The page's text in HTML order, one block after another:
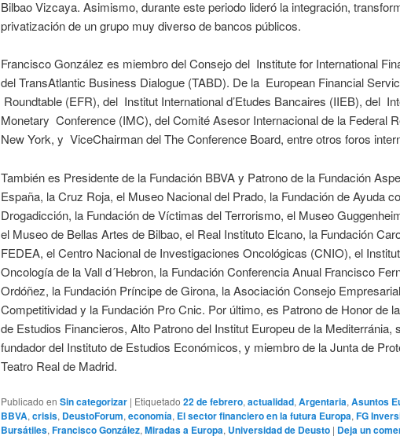
Bilbao Vizcaya. Asimismo, durante este periodo lideró la integración,
privatización de un grupo muy diverso de bancos públicos.
Francisco González es miembro del Consejo del Institute for International
del TransAtlantic Business Dialogue (TABD). De la European Financial
Roundtable (EFR), del Institut International d’Etudes Bancaires (IIEB), del
Monetary Conference (IMC), del Comité Asesor Internacional de la Federal
New York, y ViceChairman del The Conference Board, entre otros foros
También es Presidente de la Fundación BBVA y Patrono de la Fundación
España, la Cruz Roja, el Museo Nacional del Prado, la Fundación de Ayuda
Drogadicción, la Fundación de Víctimas del Terrorismo, el Museo
el Museo de Bellas Artes de Bilbao, el Real Instituto Elcano, la Fundación
FEDEA, el Centro Nacional de Investigaciones Oncológicas (CNIO), el
Oncología de la Vall d´Hebron, la Fundación Conferencia Anual Francisco
Ordóñez, la Fundación Príncipe de Girona, la Asociación Consejo
Competitividad y la Fundación Pro Cnic. Por último, es Patrono de Honor de
de Estudios Financieros, Alto Patrono del Institut Europeu de la Mediterránia,
fundador del Instituto de Estudios Económicos, y miembro de la Junta de
Teatro Real de Madrid.
Publicado en Sin categorizar | Etiquetado 22 de febrero, actualidad, Argentaria, Asuntos
BBVA, crisis, DeustoForum, economía, El sector financiero en la futura Europa, FG
Bursátiles, Francisco González, Miradas a Europa, Universidad de Deusto | Deja un